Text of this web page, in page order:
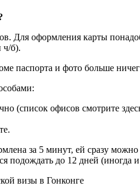
Для оформления карты
ч/б).
паспорта и фото больше
(список офисов смотрите
за 5 минут, ей сразу
подождать до 12 дней (иногда
визы в Гонконге